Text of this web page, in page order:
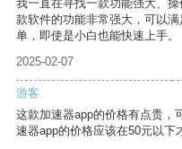
我一直在寻找一款功能强大、
款软件的功能非常强大，可以
单，即使是小白也能快速上手。
2025-02-07
游客
这款加速器app的价格有点贵，
速器app的价格应该在50元以下